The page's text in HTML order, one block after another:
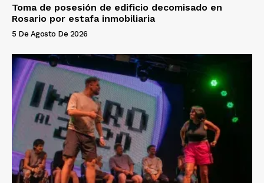
Toma de posesión de edificio decomisado en
Rosario por estafa inmobiliaria
5 De Agosto De 2026